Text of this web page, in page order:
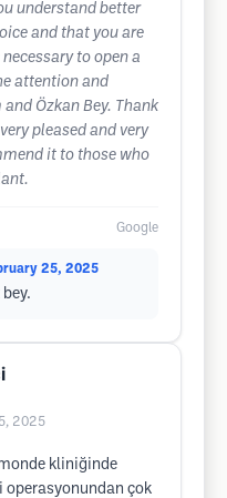
understand better
and that you are
to open a
attention and
Özkan Bey. Thank
pleased and very
it to those who
Google
25, 2025
2025
kliniğinde
operasyonundan çok